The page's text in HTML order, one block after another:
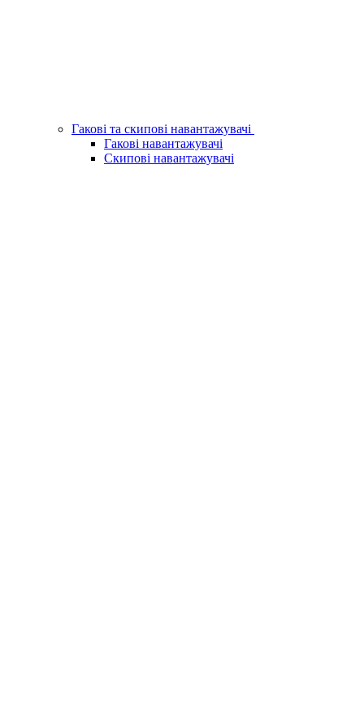
Гакові та скипові навантажувачі
Гакові навантажувачі
Скипові навантажувачі